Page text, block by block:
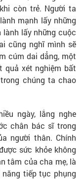
còn trẻ. Người ta
mạnh lấy những
lấy những cuộc
cũng nghĩ mình sẽ
cúm dai dẳng, một
quả xét nghiệm bất
chúng ta chao
ngày, lắng nghe
chân bác sĩ trong
người thân. Chính
sức khỏe không
tâm của cha mẹ, là
tiếp tục phụng